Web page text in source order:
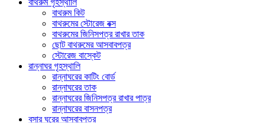
বাথরুম কিট
বাথরুমের স্টোরেজ বক্স
বাথরুমের জিনিসপত্র রাখার তাক
ছোট বাথরুমের আসবাবপত্র
স্টোরেজ বাস্কেট
রান্নাঘর গৃহস্থালি
রান্নাঘরের কাটিং বোর্ড
রান্নাঘরের তাক
রান্নাঘরের জিনিসপত্র রাখার পাত্র
রান্নাঘরের বাসনপত্র
বসার ঘরের আসবাবপত্র